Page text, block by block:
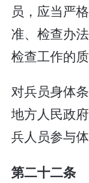
员，应当严
准、检查办
检查工作的质
对兵员身体
地方人民政
兵人员参与
第二十二条